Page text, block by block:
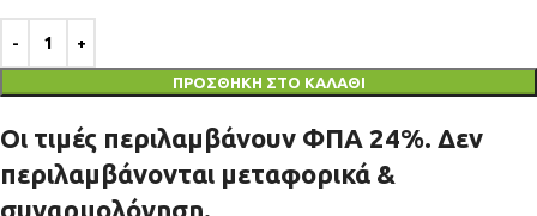
ΠΡΟΣΘΉΚΗ ΣΤΟ ΚΑΛΆΘΙ
Οι τιμές περιλαμβάνουν ΦΠΑ 24%. Δεν
περιλαμβάνονται μεταφορικά &
συναρμολόγηση.